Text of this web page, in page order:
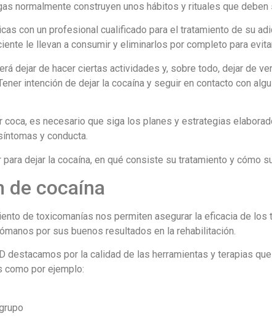
normalmente construyen unos hábitos y rituales que
con un profesional cualificado para el tratamiento de su
le llevan a consumir y eliminarlos por completo para
dejar de hacer ciertas actividades y, sobre todo, dejar de
intención de dejar la cocaína y seguir en contacto con
coca, es necesario que siga los planes y estrategias
y conducta.
dejar la cocaína, en qué consiste su tratamiento y cómo
de cocaína
de toxicomanías nos permiten asegurar la eficacia de los
por sus buenos resultados en la rehabilitación.
destacamos por la calidad de las herramientas y terapias
como por ejemplo: